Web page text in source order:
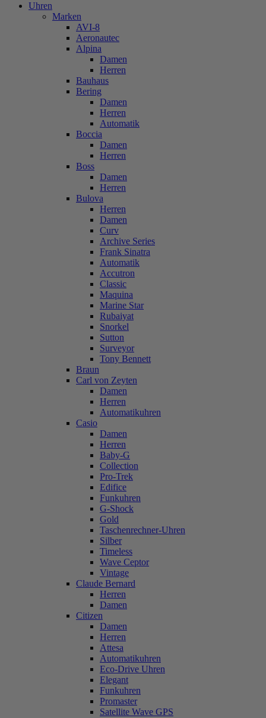
Uhren
Marken
AVI-8
Aeronautec
Alpina
Damen
Herren
Bauhaus
Bering
Damen
Herren
Automatik
Boccia
Damen
Herren
Boss
Damen
Herren
Bulova
Herren
Damen
Curv
Archive Series
Frank Sinatra
Automatik
Accutron
Classic
Maquina
Marine Star
Rubaiyat
Snorkel
Sutton
Surveyor
Tony Bennett
Braun
Carl von Zeyten
Damen
Herren
Automatikuhren
Casio
Damen
Herren
Baby-G
Collection
Pro-Trek
Edifice
Funkuhren
G-Shock
Gold
Taschenrechner-Uhren
Silber
Timeless
Wave Ceptor
Vintage
Claude Bernard
Herren
Damen
Citizen
Damen
Herren
Attesa
Automatikuhren
Eco-Drive Uhren
Elegant
Funkuhren
Promaster
Satellite Wave GPS